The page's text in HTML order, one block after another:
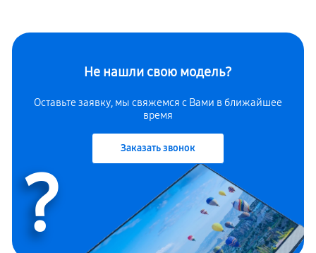
Не нашли свою модель?
Оставьте заявку, мы свяжемся с Вами в ближайшее
время
Заказать звонок
?